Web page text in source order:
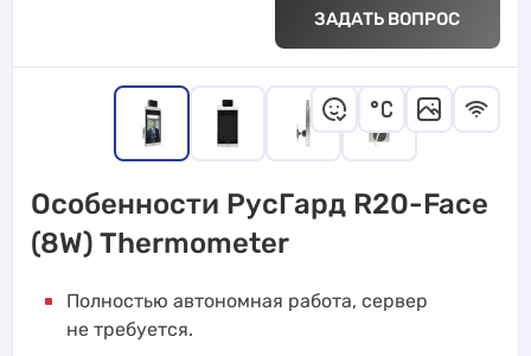
ЗАДАТЬ ВОПРОС
Особенности РусГард R20-Face
(8W) Thermometer
Полностью автономная работа, сервер
не требуется.